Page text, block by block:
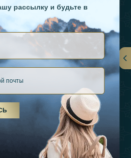
О Нас
Отдыха
рассылку и будьте в